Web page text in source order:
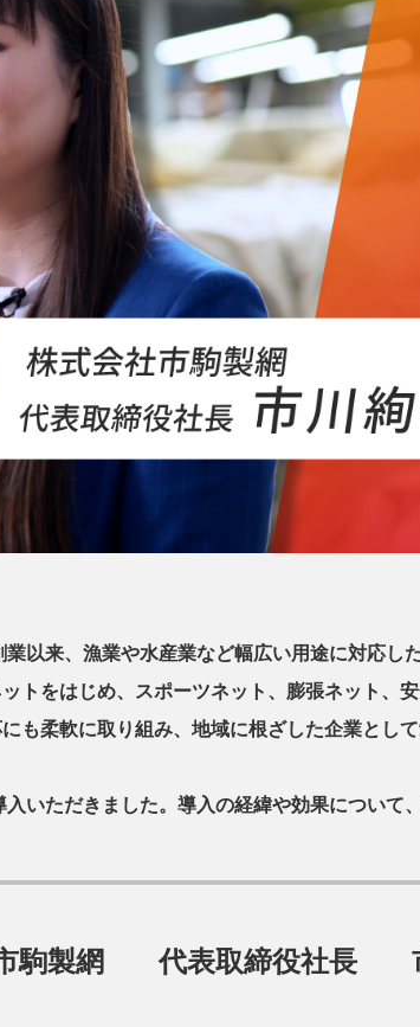
以来、漁業や水産業など幅広い用途に対応し
トをはじめ、スポーツネット、膨張ネット、
も柔軟に取り組み、地域に根ざした企業とし
入いただきました。導入の経緯や効果について
駒製網 代表取締役社長